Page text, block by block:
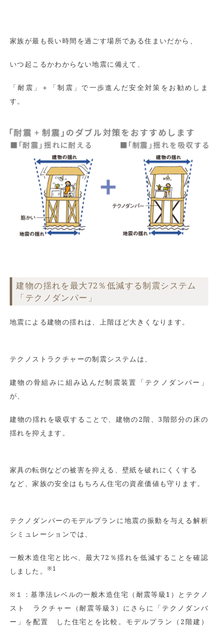
家族が最も長い時間を過ごす場所である住まいだから、
いつ起こるかわからない地震に備えて、
「耐震」＋「制震」で一歩進んだ安全対策をお勧めしま
す。
建物の揺れを最大72％低減する制震システム
「テクノダンパー」
地震による建物の揺れは、上階ほど大きくなります。
テクノストラクチャーの制震システムは、
建物の骨組みに組み込んだ制震装置「テクノダンパー」
が、
建物の揺れを吸収することで、建物の2階、3階部分の床の
揺れを抑えます。
家具の転倒などの被害を抑える、壁紙を破れにくくする
など、家族の安全はもちろん住宅の資産価値も守ります。
テクノダンパーのモデルプランに地震の振動を与える解析
シミュレーションでは、
一般木造住宅と比べ、最大72％揺れを低減することを確認
しました。
※1
※１：基準法レベルの一般木造住宅（耐震等級1）とテクノ
スト ラクチャー（耐震等級3）にさらに「テクノダンバ
ー」を配置 した住宅とを比較。モデルプラン（2階建）